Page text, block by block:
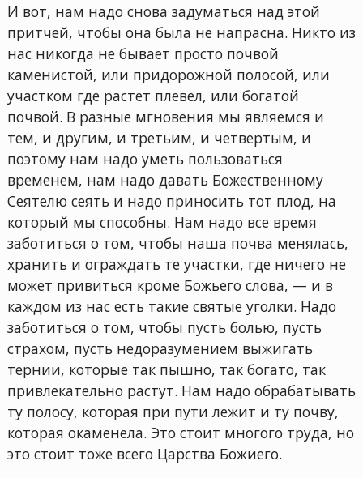
И вот, нам надо снова задуматься над этой
притчей, чтобы она была не напрасна. Никто из
нас никогда не бывает просто почвой
каменистой, или придорожной полосой, или
участком где растет плевел, или богатой
почвой. В разные мгновения мы являемся и
тем, и другим, и третьим, и четвертым, и
поэтому нам надо уметь пользоваться
временем, нам надо давать Божественному
Сеятелю сеять и надо приносить тот плод, на
который мы способны. Нам надо все время
заботиться о том, чтобы наша почва менялась,
хранить и ограждать те участки, где ничего не
может привиться кроме Божьего слова, — и в
каждом из нас есть такие святые уголки. Надо
заботиться о том, чтобы пусть болью, пусть
страхом, пусть недоразумением выжигать
тернии, которые так пышно, так богато, так
привлекательно растут. Нам надо обрабатывать
ту полосу, которая при пути лежит и ту почву,
которая окаменела. Это стоит многого труда, но
это стоит тоже всего Царства Божиего.